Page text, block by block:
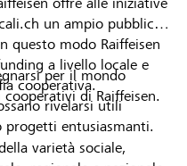
un ampio pubblico
questo modo Raiffeisen
a livello locale e
cooperativa.
rivelarsi utili
entusiasmanti.
per il mondo
di Raiffeisen.
varietà sociale,